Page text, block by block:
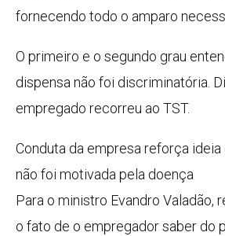
fornecendo todo o amparo
O primeiro e o segundo grau
dispensa não foi discriminatória.
empregado recorreu ao TST.
Conduta da empresa reforça
não foi motivada pela doença
Para o ministro Evandro Valadão,
o fato de o empregador saber do